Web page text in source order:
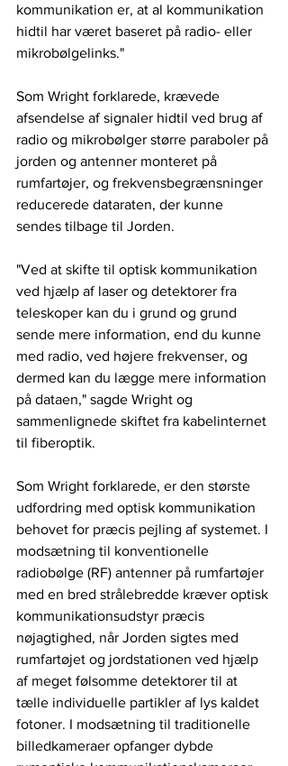
kommunikation er, at al kommunikation
hidtil har været baseret på radio- eller
mikrobølgelinks."
Som Wright forklarede, krævede
afsendelse af signaler hidtil ved brug af
radio og mikrobølger større paraboler på
jorden og antenner monteret på
rumfartøjer, og frekvensbegrænsninger
reducerede dataraten, der kunne
sendes tilbage til Jorden.
"Ved at skifte til optisk kommunikation
ved hjælp af laser og detektorer fra
teleskoper kan du i grund og grund
sende mere information, end du kunne
med radio, ved højere frekvenser, og
dermed kan du lægge mere information
på dataen," sagde Wright og
sammenlignede skiftet fra kabelinternet
til fiberoptik.
Som Wright forklarede, er den største
udfordring med optisk kommunikation
behovet for præcis pejling af systemet. I
modsætning til konventionelle
radiobølge (RF) antenner på rumfartøjer
med en bred strålebredde kræver optisk
kommunikationsudstyr præcis
nøjagtighed, når Jorden sigtes med
rumfartøjet og jordstationen ved hjælp
af meget følsomme detektorer til at
tælle individuelle partikler af lys kaldet
fotoner. I modsætning til traditionelle
billedkameraer opfanger dybde